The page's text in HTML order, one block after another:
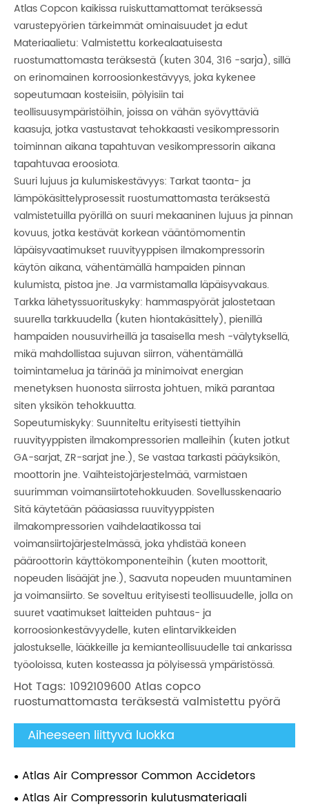
Atlas Copcon kaikissa ruiskuttamattomat teräksessä
varustepyörien tärkeimmät ominaisuudet ja edut
Materiaalietu: Valmistettu korkealaatuisesta
ruostumattomasta teräksestä (kuten 304, 316 -sarja), sillä
on erinomainen korroosionkestävyys, joka kykenee
sopeutumaan kosteisiin, pölyisiin tai
teollisuusympäristöihin, joissa on vähän syövyttäviä
kaasuja, jotka vastustavat tehokkaasti vesikompressorin
toiminnan aikana tapahtuvan vesikompressorin aikana
tapahtuvaa eroosiota.
Suuri lujuus ja kulumiskestävyys: Tarkat taonta- ja
lämpökäsittelyprosessit ruostumattomasta teräksestä
valmistetuilla pyörillä on suuri mekaaninen lujuus ja pinnan
kovuus, jotka kestävät korkean vääntömomentin
läpäisyvaatimukset ruuvityyppisen ilmakompressorin
käytön aikana, vähentämällä hampaiden pinnan
kulumista, pistoa jne. Ja varmistamalla läpäisyvakaus.
Tarkka lähetyssuorituskyky: hammaspyörät jalostetaan
suurella tarkkuudella (kuten hiontakäsittely), pienillä
hampaiden nousuvirheillä ja tasaisella mesh -välytyksellä,
mikä mahdollistaa sujuvan siirron, vähentämällä
toimintamelua ja tärinää ja minimoivat energian
menetyksen huonosta siirrosta johtuen, mikä parantaa
siten yksikön tehokkuutta.
Sopeutumiskyky: Suunniteltu erityisesti tiettyihin
ruuvityyppisten ilmakompressorien malleihin (kuten jotkut
GA-sarjat, ZR-sarjat jne.), Se vastaa tarkasti pääyksikön,
moottorin jne. Vaihteistojärjestelmää, varmistaen
suurimman voimansiirtotehokkuuden. Sovellusskenaario
Sitä käytetään pääasiassa ruuvityyppisten
ilmakompressorien vaihdelaatikossa tai
voimansiirtojärjestelmässä, joka yhdistää koneen
pääroottorin käyttökomponenteihin (kuten moottorit,
nopeuden lisääjät jne.), Saavuta nopeuden muuntaminen
ja voimansiirto. Se soveltuu erityisesti teollisuudelle, jolla on
suuret vaatimukset laitteiden puhtaus- ja
korroosionkestävyydelle, kuten elintarvikkeiden
jalostukselle, lääkkeille ja kemianteollisuudelle tai ankarissa
työoloissa, kuten kosteassa ja pölyisessä ympäristössä.
Hot Tags: 1092109600 Atlas copco
ruostumattomasta teräksestä valmistettu pyörä
Aiheeseen liittyvä luokka
Atlas Air Compressor Common Accidetors
Atlas Air Compressorin kulutusmateriaali